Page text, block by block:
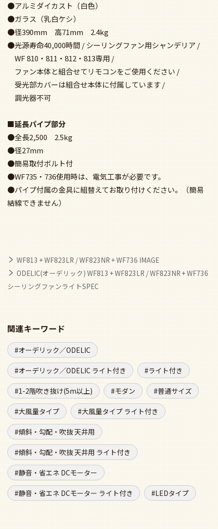
●アルミダイカスト（白色）
●ガラス（乳白ケシ）
●径390mm 高71mm 2.4kg
●光源寿命40,000時間 / シーリングファン用シャンデリア /
WF 810・811・812・813専用 /
ファン本体と組合せてリモコンをご使用ください /
受光部カバーは組合せ本体に付属しています /
調光器不可
■延長パイプ部分
●全長2,500 2.5kg
●径27mm
●簡易取付ボルト付
●WF735・736使用時は、電気工事が必要です。
●パイプ付属の金具に組替えてお取り付けください。（簡易
結線できません）
WF813 + WF823LR / WF823NR + WF736 IMAGE
ODELIC(オーデリック) WF813 + WF823LR / WF823NR + WF736
シーリングファンライトSPEC
関連キーワード
オーデリック／ODELIC
オーデリック／ODELIC ライト付き ライト付き
1-2階吹き抜け(5m以上) モダン 普通サイズ
大風量タイプ 大風量タイプ ライト付き
傾斜・勾配・吹抜 天井用
傾斜・勾配・吹抜 天井用 ライト付き
静音・省エネ DCモーター
静音・省エネ DCモーター ライト付き LEDタイプ